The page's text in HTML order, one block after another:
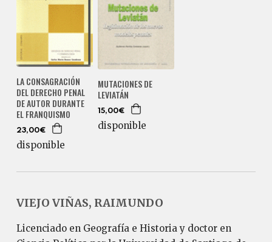
LA CONSAGRACIÓN
DEL DERECHO PENAL
DE AUTOR DURANTE
EL FRANQUISMO
23,00€
disponible
MUTACIONES DE
LEVIATÁN
15,00€
disponible
VIEJO VIÑAS, RAIMUNDO
Licenciado en Geografía e Historia y doctor en